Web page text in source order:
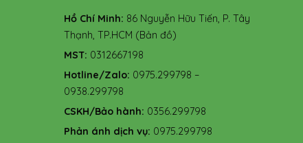
Hồ Chí Minh: 86 Nguyễn Hữu Tiến, P. Tây
Thạnh, TP.HCM (Bản đồ)
MST: 0312667198
Hotline/Zalo: 0975.299798 –
0938.299798
CSKH/Bảo hành: 0356.299798
Phản ánh dịch vụ: 0975.299798